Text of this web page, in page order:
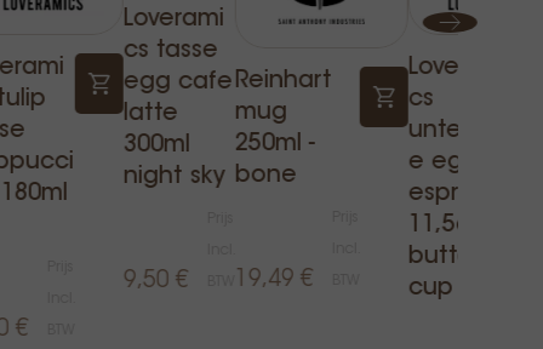
€
Loverami
cs tasse
egg cafe
latte
300ml
night sky
9,50 €
Reinhart
mug
250ml -
bone
19,49 €
Loverami
cs
untertass
e egg
espresso
11,5cm
butter
cup